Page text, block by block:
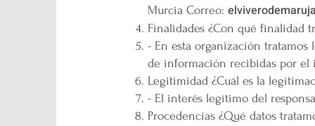
Murcia Correo:
Finalidades ¿Con qué
- En esta organización
de información recibidas por el
Legitimidad ¿Cuál es la
- El interés legítimo del
Procedencias ¿Qué